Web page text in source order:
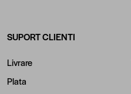
SUPORT CLIENTI
Livrare
Plata